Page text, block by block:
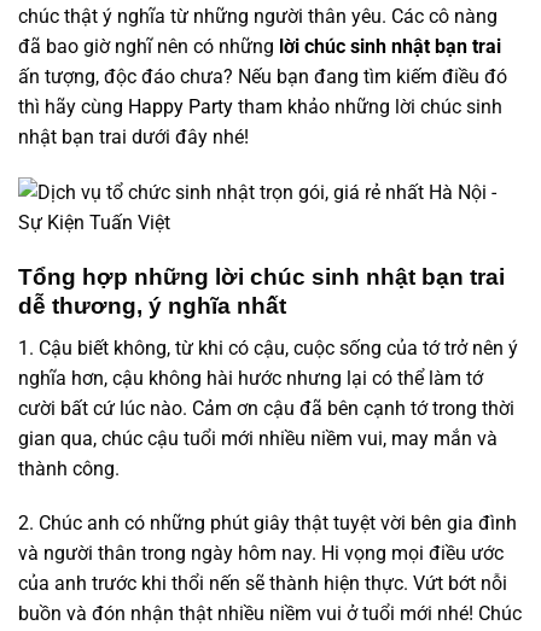
chúc thật ý nghĩa từ những người thân yêu. Các cô nàng
đã bao giờ nghĩ nên có những lời chúc sinh nhật bạn trai
ấn tượng, độc đáo chưa? Nếu bạn đang tìm kiếm điều đó
thì hãy cùng Happy Party tham khảo những lời chúc sinh
nhật bạn trai dưới đây nhé!
Tổng hợp những lời chúc sinh nhật bạn trai
dễ thương, ý nghĩa nhất
1. Cậu biết không, từ khi có cậu, cuộc sống của tớ trở nên ý
nghĩa hơn, cậu không hài hước nhưng lại có thể làm tớ
cười bất cứ lúc nào. Cảm ơn cậu đã bên cạnh tớ trong thời
gian qua, chúc cậu tuổi mới nhiều niềm vui, may mắn và
thành công.
2. Chúc anh có những phút giây thật tuyệt vời bên gia đình
và người thân trong ngày hôm nay. Hi vọng mọi điều ước
của anh trước khi thổi nến sẽ thành hiện thực. Vứt bớt nỗi
buồn và đón nhận thật nhiều niềm vui ở tuổi mới nhé! Chúc